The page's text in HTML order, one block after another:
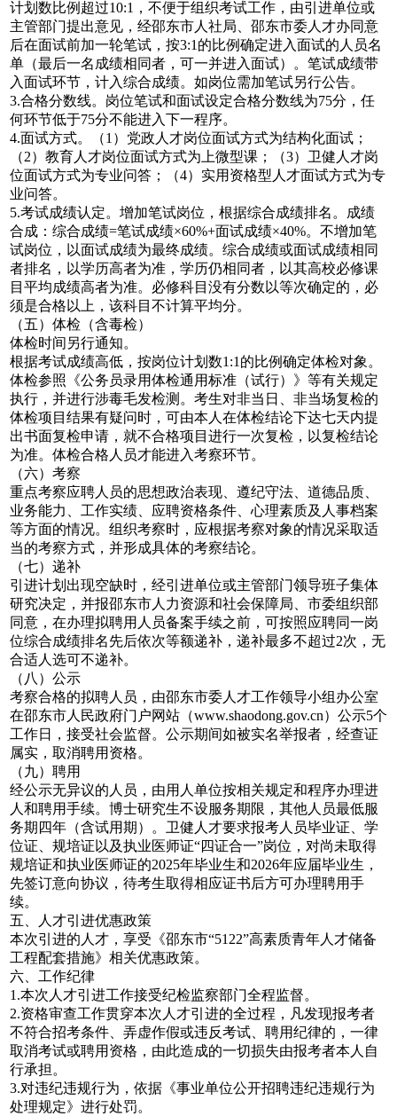
计划数比例超过10:1，不便于组织考试工作，由引进单位或
主管部门提出意见，经邵东市人社局、邵东市委人才办同意
后在面试前加一轮笔试，按3:1的比例确定进入面试的人员名
单（最后一名成绩相同者，可一并进入面试）。笔试成绩带
入面试环节，计入综合成绩。如岗位需加笔试另行公告。
3.合格分数线。岗位笔试和面试设定合格分数线为75分，任
何环节低于75分不能进入下一程序。
4.面试方式。（1）党政人才岗位面试方式为结构化面试；
（2）教育人才岗位面试方式为上微型课；（3）卫健人才岗
位面试方式为专业问答；（4）实用资格型人才面试方式为专
业问答。
5.考试成绩认定。增加笔试岗位，根据综合成绩排名。成绩
合成：综合成绩=笔试成绩×60%+面试成绩×40%。不增加笔
试岗位，以面试成绩为最终成绩。综合成绩或面试成绩相同
者排名，以学历高者为准，学历仍相同者，以其高校必修课
目平均成绩高者为准。必修科目没有分数以等次确定的，必
须是合格以上，该科目不计算平均分。
（五）体检（含毒检）
体检时间另行通知。
根据考试成绩高低，按岗位计划数1:1的比例确定体检对象。
体检参照《公务员录用体检通用标准（试行）》等有关规定
执行，并进行涉毒毛发检测。考生对非当日、非当场复检的
体检项目结果有疑问时，可由本人在体检结论下达七天内提
出书面复检申请，就不合格项目进行一次复检，以复检结论
为准。体检合格人员才能进入考察环节。
（六）考察
重点考察应聘人员的思想政治表现、遵纪守法、道德品质、
业务能力、工作实绩、应聘资格条件、心理素质及人事档案
等方面的情况。组织考察时，应根据考察对象的情况采取适
当的考察方式，并形成具体的考察结论。
（七）递补
引进计划出现空缺时，经引进单位或主管部门领导班子集体
研究决定，并报邵东市人力资源和社会保障局、市委组织部
同意，在办理拟聘用人员备案手续之前，可按照应聘同一岗
位综合成绩排名先后依次等额递补，递补最多不超过2次，无
合适人选可不递补。
（八）公示
考察合格的拟聘人员，由邵东市委人才工作领导小组办公室
在邵东市人民政府门户网站（www.shaodong.gov.cn）公示5个
工作日，接受社会监督。公示期间如被实名举报者，经查证
属实，取消聘用资格。
（九）聘用
经公示无异议的人员，由用人单位按相关规定和程序办理进
人和聘用手续。博士研究生不设服务期限，其他人员最低服
务期四年（含试用期）。卫健人才要求报考人员毕业证、学
位证、规培证以及执业医师证“四证合一”岗位，对尚未取得
规培证和执业医师证的2025年毕业生和2026年应届毕业生，
先签订意向协议，待考生取得相应证书后方可办理聘用手
续。
五、人才引进优惠政策
本次引进的人才，享受《邵东市“5122”高素质青年人才储备
工程配套措施》相关优惠政策。
六、工作纪律
1.本次人才引进工作接受纪检监察部门全程监督。
2.资格审查工作贯穿本次人才引进的全过程，凡发现报考者
不符合招考条件、弄虚作假或违反考试、聘用纪律的，一律
取消考试或聘用资格，由此造成的一切损失由报考者本人自
行承担。
3.对违纪违规行为，依据《事业单位公开招聘违纪违规行为
处理规定》进行处罚。